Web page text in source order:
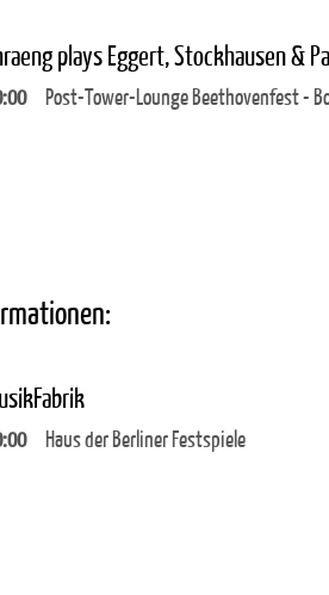
plays Eggert, Stockhausen &
Post-Tower-Lounge Beethovenfest -
Haus der Berliner Festspiele